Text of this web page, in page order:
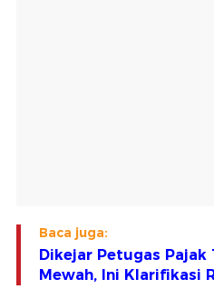
Baca juga:
Dikejar Petugas
Mewah, Ini Klarifikasi